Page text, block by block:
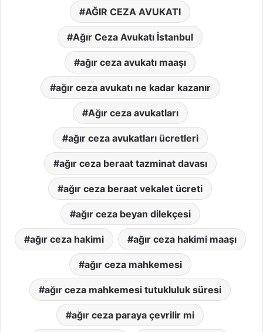
AĞIR CEZA AVUKATI
Ağır Ceza Avukatı İstanbul
ağır ceza avukatı maaşı
ağır ceza avukatı ne kadar kazanır
Ağır ceza avukatları
ağır ceza avukatları ücretleri
ağır ceza beraat tazminat davası
ağır ceza beraat vekalet ücreti
ağır ceza beyan dilekçesi
ağır ceza hakimi ağır ceza hakimi maaşı
ağır ceza mahkemesi
ağır ceza mahkemesi tutukluluk süresi
ağır ceza paraya çevrilir mi